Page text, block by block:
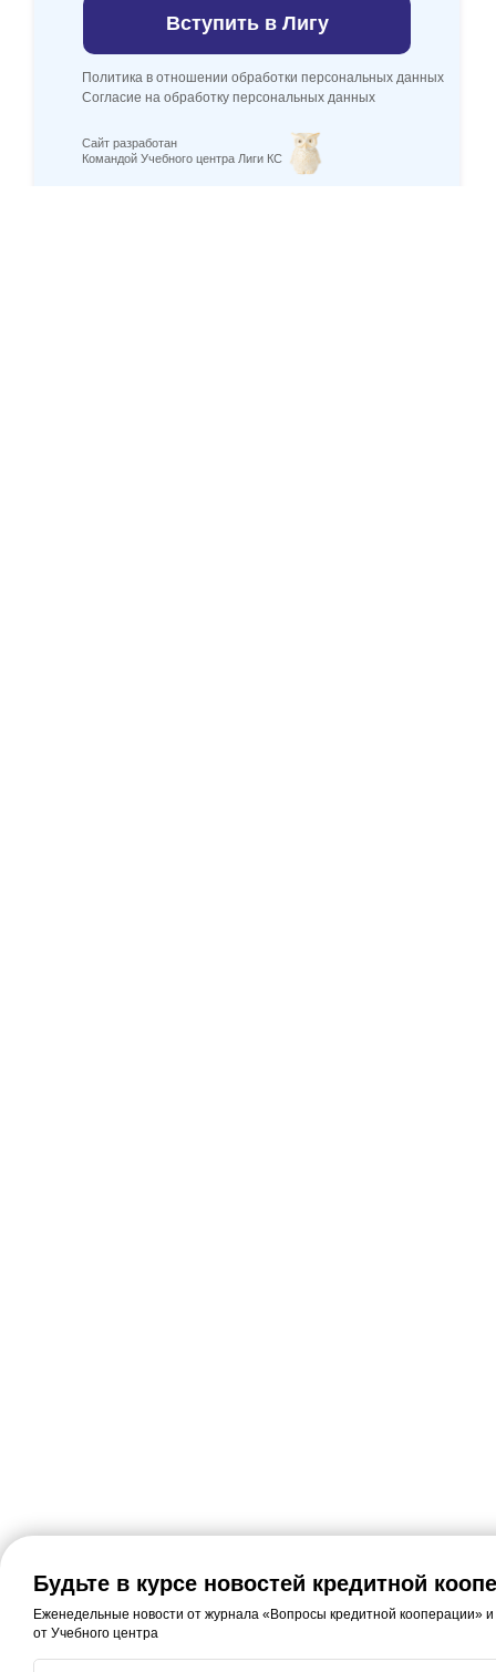
Сайт разработан
Командой Учебного центра Лиги КС
Политика в отношении обработки персональных данных
Согласие на обработку персональных данных
Вступить в Лигу
Будьте в курсе новостей кредитной
Еженедельные новости от журнала «Вопросы кредитной кооперации»
от Учебного центра